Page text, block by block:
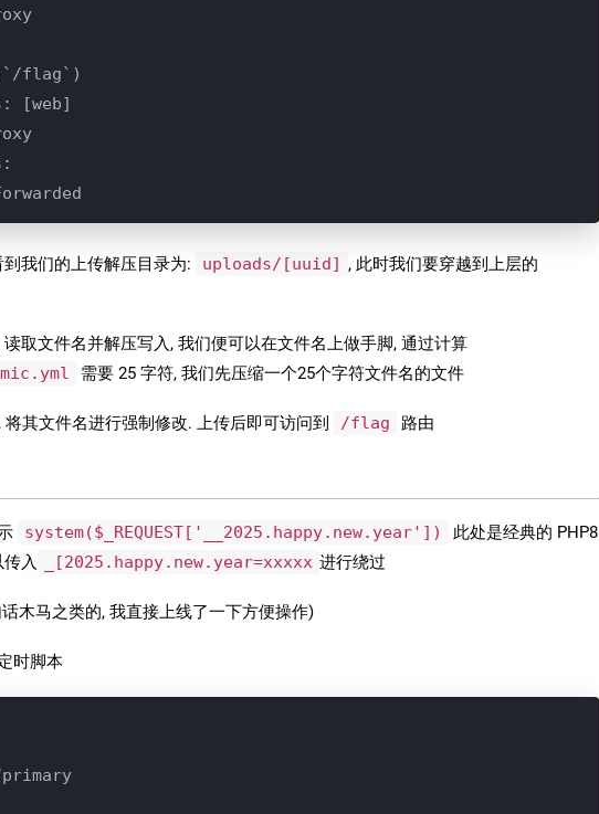
flag`)
[web]
我们的上传解压目录为: uploads/[uuid]
, 此时我们要穿越到上层的
取文件名并解压写入, 我们便可以在文件名上做手脚, 通过计算
需要 25 字符, 我们先压缩一个25个字符文件名的文件
其文件名进行强制修改. 上传后即可访问到 /flag 路由
system($_REQUEST['__2025.happy.new.year'])
此处是经典的 PHP8
入
_[2025.happy.new.year=xxxxx 进行绕过
木马之类的, 我直接上线了一下方便操作)
时脚本